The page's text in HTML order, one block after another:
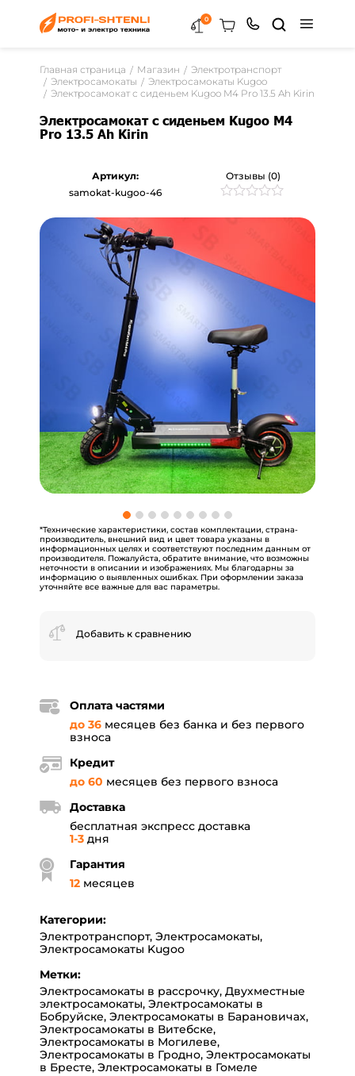
0
Главная страница Магазин
Электротранспорт
Электросамокаты
Электросамокаты Kugoo
Электросамокат с сиденьем Kugoo M4 Pro 13.5 Ah Kirin
Электросамокат с сиденьем Kugoo M4
Pro 13.5 Ah Kirin
Отзывы (0)
0
основе
опроса
пользователей
Артикул:
samokat-kugoo-46
*Технические характеристики, состав комплектации, страна-
производитель, внешний вид и цвет товара указаны в
информационных целях и соответствуют последним данным от
производителя. Пожалуйста, обратите внимание, что возможны
неточности в описании и изображениях. Мы благодарны за
информацию о выявленных ошибках. При оформлении заказа
уточняйте все важные для вас параметры.
Добавить к сравнению
Оплата частями
до 36 месяцев без банка и без первого
взноса
Кредит
до 60 месяцев без первого взноса
Доставка
бесплатная экспресс доставка
1-3 дня
Гарантия
12 месяцев
Категории:
Электротранспорт, Электросамокаты,
Электросамокаты Kugoo
Метки:
Электросамокаты в рассрочку, Двухместные
электросамокаты, Электросамокаты в
Бобруйске, Электросамокаты в Барановичах,
Электросамокаты в Витебске,
Электросамокаты в Могилеве,
Электросамокаты в Гродно, Электросамокаты
в Бресте, Электросамокаты в Гомеле